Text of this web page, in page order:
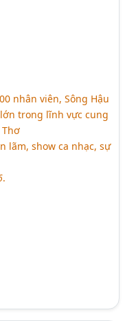
nhân viên, Sông Hậu
trong lĩnh vực cung
lãm, show ca nhạc, sự
.